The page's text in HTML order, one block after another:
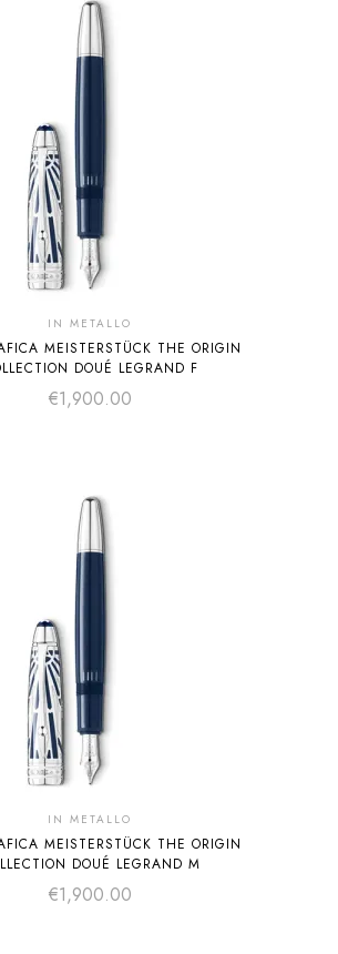
IN METALLO
MEISTERSTÜCK THE ORIGIN
DOUÉ LEGRAND F
€1,900.00
IN METALLO
MEISTERSTÜCK THE ORIGIN
DOUÉ LEGRAND M
€1,900.00